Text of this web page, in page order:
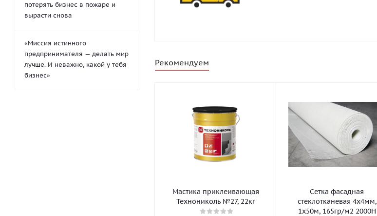
Рекомендуем
Мастика приклеивающая
Технониколь №27, 22кг
Сетка фасадная
стеклотканевая 4х4мм,
1х50м, 165гр/м2 2000Н
потерять бизнес в пожаре и
вырасти снова
«Миссия истинного
предпринимателя — делать мир
лучше. И неважно, какой у тебя
бизнес»